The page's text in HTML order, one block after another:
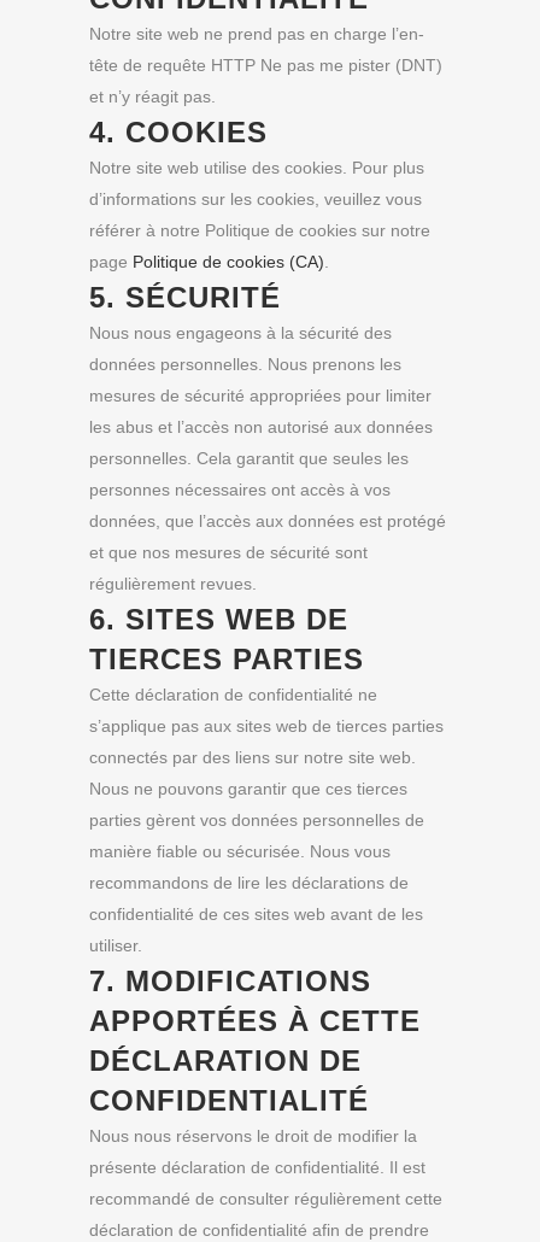
Notre site web ne prend pas en charge l’en-
tête de requête HTTP Ne pas me pister (DNT)
et n’y réagit pas.
4. COOKIES
Notre site web utilise des cookies. Pour plus
d’informations sur les cookies, veuillez vous
référer à notre Politique de cookies sur notre
page Politique de cookies (CA)
5. SÉCURITÉ
Nous nous engageons à la sécurité des
données personnelles. Nous prenons les
mesures de sécurité appropriées pour limiter
les abus et l’accès non autorisé aux données
personnelles. Cela garantit que seules les
personnes nécessaires ont accès à vos
données, que l’accès aux données est protégé
et que nos mesures de sécurité sont
régulièrement revues.
6. SITES WEB DE
TIERCES PARTIES
Cette déclaration de confidentialité ne
s’applique pas aux sites web de tierces parties
connectés par des liens sur notre site web.
Nous ne pouvons garantir que ces tierces
parties gèrent vos données personnelles de
manière fiable ou sécurisée. Nous vous
recommandons de lire les déclarations de
confidentialité de ces sites web avant de les
utiliser.
7. MODIFICATIONS
APPORTÉES À CETTE
DÉCLARATION DE
CONFIDENTIALITÉ
Nous nous réservons le droit de modifier la
présente déclaration de confidentialité. Il est
recommandé de consulter régulièrement cette
déclaration de confidentialité afin de prendre